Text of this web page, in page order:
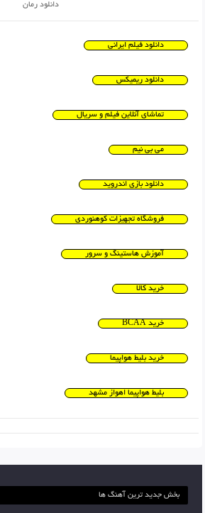
دانلود رمان
دانلود فیلم ایرانی
دانلود ریمیکس
تماشای آنلاین فیلم و سریال
می بی نیم
دانلود بازی اندروید
فروشگاه تجهیزات کوهنوردی
آموزش هاستینگ و سرور
خرید کالا
خرید BCAA
خرید بلیط هواپیما
بلیط هواپیما اهواز مشهد
بخش جدید ترین آهنگ ها